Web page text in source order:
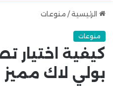
الرئيسية/ منوعات
منوعات
كيفية اختيار
بولي لاك مميز